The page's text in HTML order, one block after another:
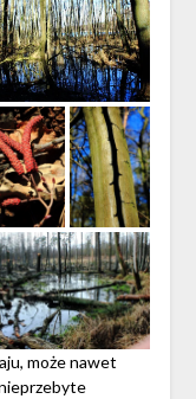
może nawet